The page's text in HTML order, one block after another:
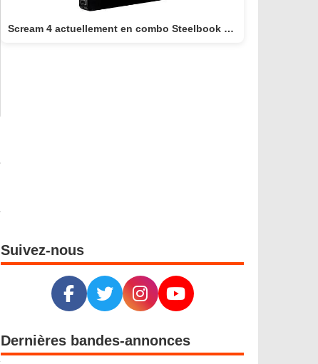
Scream 4 actuellement en combo Steelbook BLU-RAY 4K + BLU-RAY
Suivez-nous
Dernières bandes-annonces